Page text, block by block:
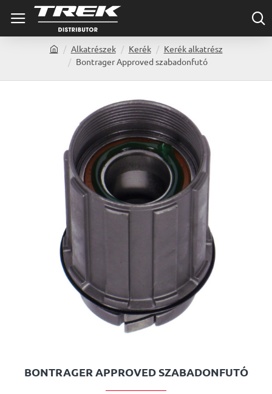
m
Alkatrészek Kerék
Kerék alkatrész
Bontrager Approved szabadonfutó
BONTRAGER APPROVED SZABADONFUTÓ